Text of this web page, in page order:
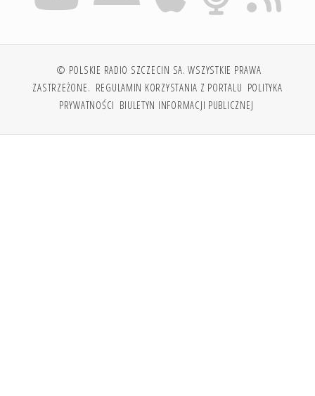
© POLSKIE RADIO SZCZECIN SA. WSZYSTKIE PRAWA
ZASTRZEŻONE. REGULAMIN KORZYSTANIA Z PORTALU POLITYKA
PRYWATNOŚCI BIULETYN INFORMACJI PUBLICZNEJ